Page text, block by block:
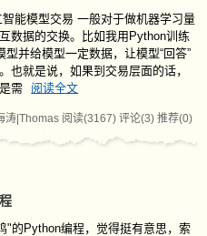
能模型交易 一般对于做机器学习量
数据的交换。比如我用Python训练
并给模型一定数据，让模型“回答”
也就是说，如果到交易层面的话，
需
阅读全文
涛|Thomas 阅读(3167) 评论(3) 推荐(0)
"的Python编程，觉得挺有意思，索